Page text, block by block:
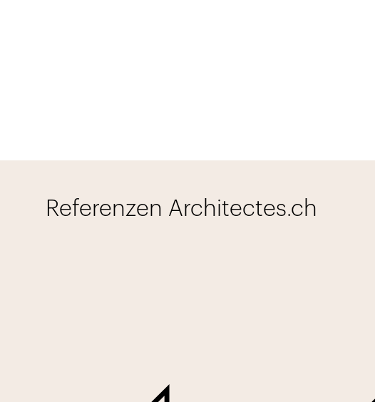
Referenzen Architectes.ch